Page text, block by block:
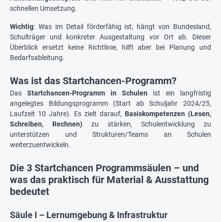
schnellen Umsetzung.
Wichtig: Was im Detail förderfähig ist, hängt von Bundesland,
Schulträger und konkreter Ausgestaltung vor Ort ab. Dieser
Überblick ersetzt keine Richtlinie, hilft aber bei Planung und
Bedarfsableitung.
Was ist das Startchancen-Programm?
Das Startchancen-Programm in Schulen ist ein langfristig
angelegtes Bildungsprogramm (Start ab Schuljahr 2024/25,
Laufzeit 10 Jahre). Es zielt darauf, Basiskompetenzen (Lesen,
Schreiben, Rechnen) zu stärken, Schulentwicklung zu
unterstützen und Strukturen/Teams an Schulen
weiterzuentwickeln.
Die 3 Startchancen Programmsäulen – und
was das praktisch für Material & Ausstattung
bedeutet
Säule I – Lernumgebung & Infrastruktur